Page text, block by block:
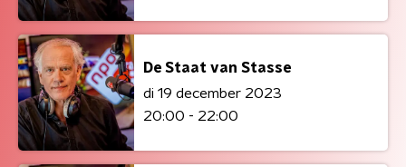
De Staat van Stasse
di 19 december 2023
20:00 - 22:00